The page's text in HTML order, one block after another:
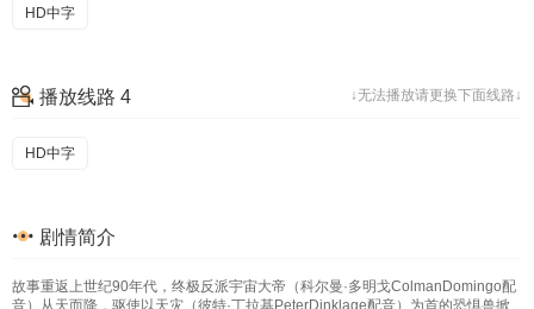
HD中字
↓无法播放请更换下面线路↓
播放线路 4
HD中字
剧情简介
故事重返上世纪90年代，终极反派宇宙大帝（科尔曼·多明戈ColmanDomingo配
音）从天而降，驱使以天灾（彼特·丁拉基PeterDinklage配音）为首的恐惧兽掀